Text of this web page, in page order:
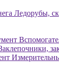
Ледорубы,